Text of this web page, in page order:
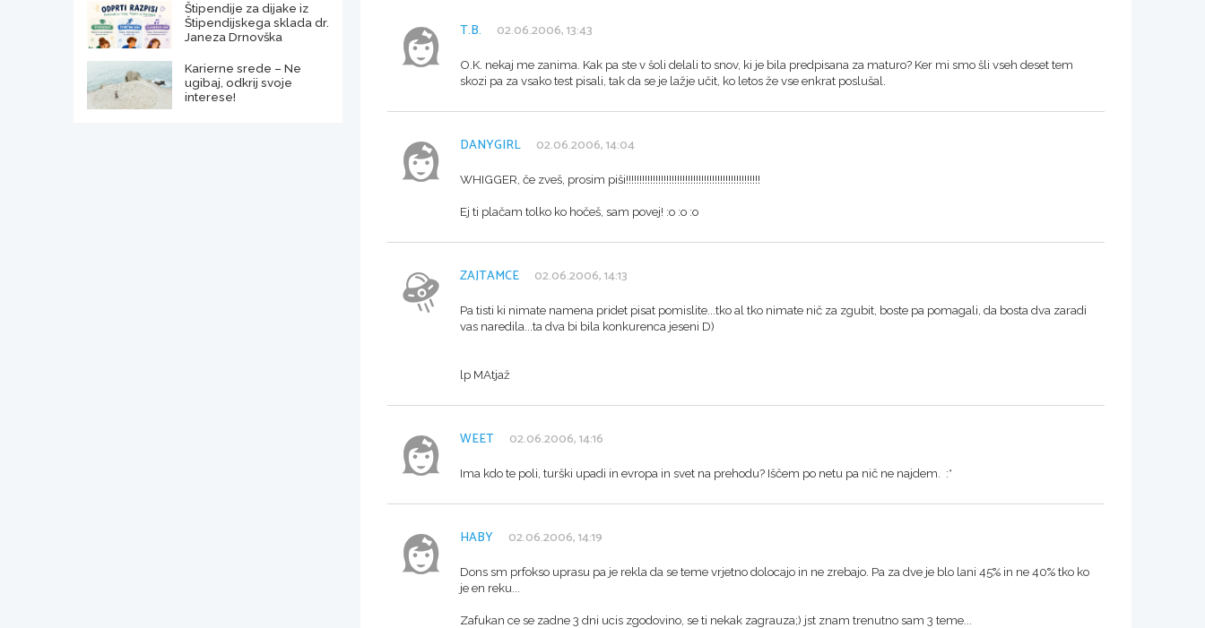
T.B. 02.06.2006, 13:43
O.K. nekaj me zanima. Kak pa ste v šoli delali to snov, ki je bila predpisana za maturo? Ker mi smo šli vseh deset tem
skozi pa za vsako test pisali, tak da se je lažje učit, ko letos že vse enkrat poslušal.
DANYGIRL 02.06.2006, 14:04
WHIGGER, če zveš, prosim piši!!!!!!!!!!!!!!!!!!!!!!!!!!!!!!!!!!!!!!!!!!!!!!!!!!
Ej ti plačam tolko ko hočeš, sam povej! :o :o :o
ZAJTAMCE 02.06.2006, 14:13
Pa tisti ki nimate namena pridet pisat pomislite...tko al tko nimate nič za zgubit, boste pa pomagali, da bosta dva zaradi
vas naredila...ta dva bi bila konkurenca jeseni D)
lp MAtjaž
WEET 02.06.2006, 14:16
Ima kdo te poli, turški upadi in evropa in svet na prehodu? Iščem po netu pa nič ne najdem. :*
HABY 02.06.2006, 14:19
Dons sm prfokso uprasu pa je rekla da se teme vrjetno dolocajo in ne zrebajo. Pa za dve je blo lani 45% in ne 40% tko ko
je en reku...
Zafukan ce se zadne 3 dni ucis zgodovino, se ti nekak zagrauza;) jst znam trenutno sam 3 teme...
Štipendije za dijake iz
Štipendijskega sklada dr.
Janeza Drnovška
Karierne srede – Ne
ugibaj, odkrij svoje
interese!